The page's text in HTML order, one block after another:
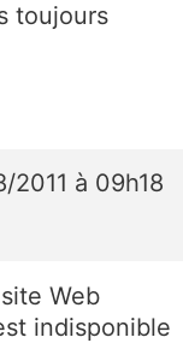
toujours
2011 à 09h18
Web
indisponible